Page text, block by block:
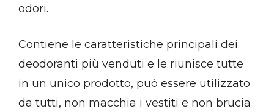
odori.
Contiene le caratteristiche principali dei
deodoranti più venduti e le riunisce tutte
in un unico prodotto, può essere utilizzato
da tutti, non macchia i vestiti e non brucia